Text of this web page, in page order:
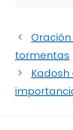
tormentas
Kadosh